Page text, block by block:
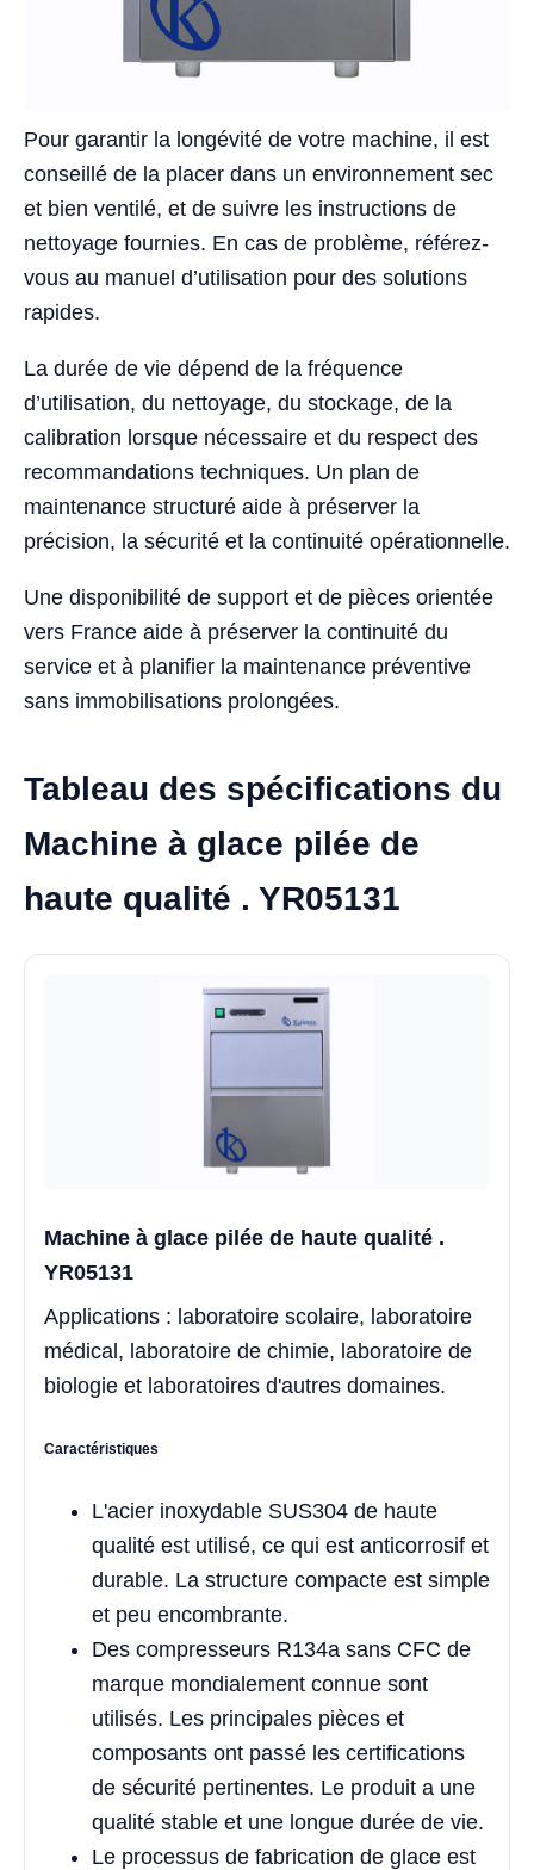
Pour garantir la longévité de votre machine, il est
conseillé de la placer dans un environnement sec
et bien ventilé, et de suivre les instructions de
nettoyage fournies. En cas de problème, référez-
vous au manuel d’utilisation pour des solutions
rapides.
La durée de vie dépend de la fréquence
d’utilisation, du nettoyage, du stockage, de la
calibration lorsque nécessaire et du respect des
recommandations techniques. Un plan de
maintenance structuré aide à préserver la
précision, la sécurité et la continuité opérationnelle.
Une disponibilité de support et de pièces orientée
vers France aide à préserver la continuité du
service et à planifier la maintenance préventive
sans immobilisations prolongées.
Tableau des spécifications du
Machine à glace pilée de
haute qualité . YR05131
Machine à glace pilée de haute qualité .
YR05131
Applications : laboratoire scolaire, laboratoire
médical, laboratoire de chimie, laboratoire de
biologie et laboratoires d'autres domaines.
Caractéristiques
L'acier inoxydable SUS304 de haute
qualité est utilisé, ce qui est anticorrosif et
durable. La structure compacte est simple
et peu encombrante.
Des compresseurs R134a sans CFC de
marque mondialement connue sont
utilisés. Les principales pièces et
composants ont passé les certifications
de sécurité pertinentes. Le produit a une
qualité stable et une longue durée de vie.
Le processus de fabrication de glace est